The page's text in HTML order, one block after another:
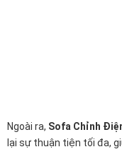
Ngoài ra, Sofa Chỉnh
lại sự thuận tiện tối đa,